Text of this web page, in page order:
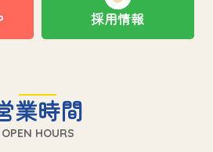
採用情報
業時間
OPEN HOURS